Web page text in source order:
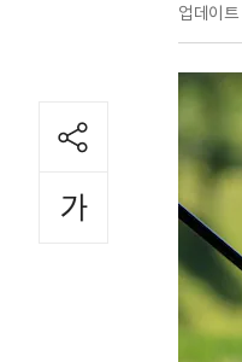
업데이트